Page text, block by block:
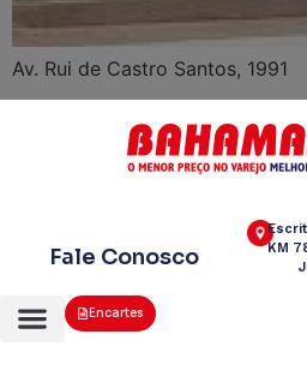
Av. Rui de Castro Santos, 1991
Encartes
Fale Conosco
KM